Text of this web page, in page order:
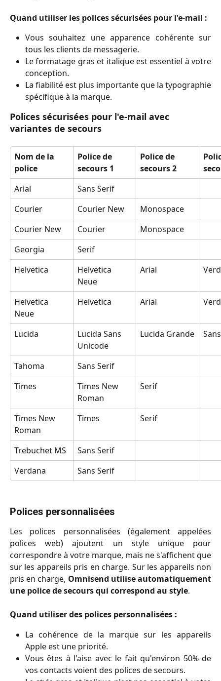
Quand utiliser les polices sécurisées pour l'e-mail :
Vous souhaitez une apparence cohérente sur
tous les clients de messagerie.
Le formatage gras et italique est essentiel à votre
conception.
La fiabilité est plus importante que la typographie
spécifique à la marque.
Polices sécurisées pour l'e-mail avec
variantes de secours
Nom de la
police
Police de
secours 1
Police de
secours 2
Arial
Sans Serif
Courier
Courier New
Monospace
Courier New
Courier
Monospace
Georgia
Serif
Helvetica
Helvetica
Neue
Arial
Helvetica
Neue
Helvetica Arial
Lucida
Lucida Sans
Unicode
Lucida Grande
Tahoma
Sans Serif
Times
Times New
Roman
Serif
Times New
Roman
Times Serif
Trebuchet MS
Sans Serif
Verdana
Sans Serif
Polices personnalisées
Les polices personnalisées (également appelées
polices web) ajoutent un style unique pour
correspondre à votre marque, mais ne s'affichent que
sur les appareils pris en charge. Sur les appareils non
pris en charge, Omnisend utilise automatiquement
une police de secours qui correspond au style.
Quand utiliser des polices personnalisées :
La cohérence de la marque sur les appareils
Apple est une priorité.
Vous êtes à l'aise avec le fait qu'environ 50% de
vos contacts voient des polices de secours.